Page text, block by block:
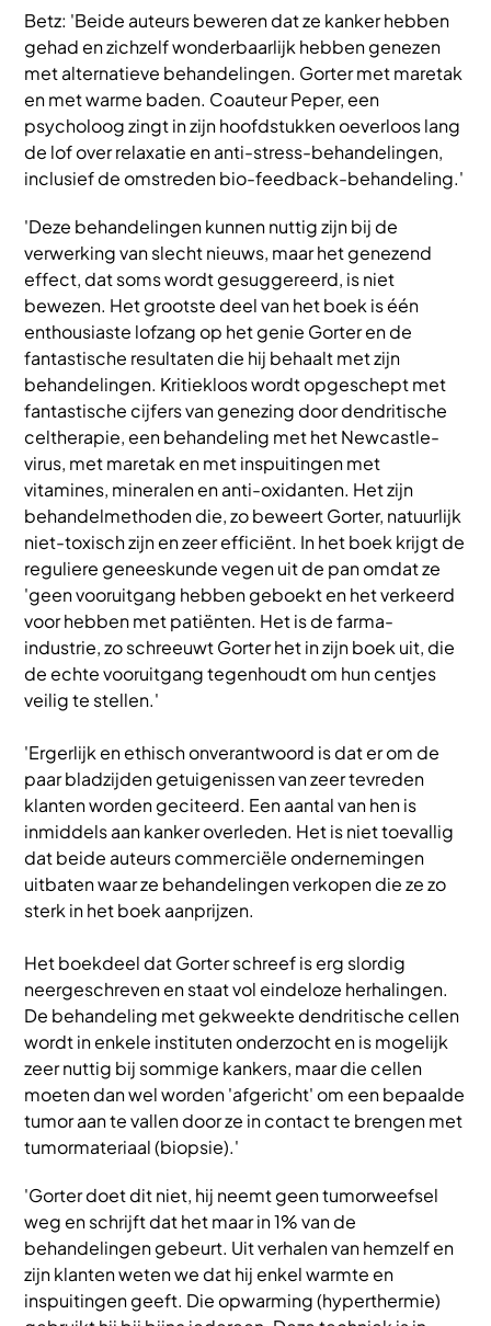
Betz: 'Beide auteurs beweren dat ze kanker hebben
gehad en zichzelf wonderbaarlijk hebben genezen
met alternatieve behandelingen. Gorter met maretak
en met warme baden. Coauteur Peper, een
psycholoog zingt in zijn hoofdstukken oeverloos lang
de lof over relaxatie en anti-stress-behandelingen,
inclusief de omstreden bio-feedback-behandeling.'
'Deze behandelingen kunnen nuttig zijn bij de
verwerking van slecht nieuws, maar het genezend
effect, dat soms wordt gesuggereerd, is niet
bewezen. Het grootste deel van het boek is één
enthousiaste lofzang op het genie Gorter en de
fantastische resultaten die hij behaalt met zijn
behandelingen. Kritiekloos wordt opgeschept met
fantastische cijfers van genezing door dendritische
celtherapie, een behandeling met het Newcastle-
virus, met maretak en met inspuitingen met
vitamines, mineralen en anti-oxidanten. Het zijn
behandelmethoden die, zo beweert Gorter, natuurlijk
niet-toxisch zijn en zeer efficiënt. In het boek krijgt de
reguliere geneeskunde vegen uit de pan omdat ze
'geen vooruitgang hebben geboekt en het verkeerd
voor hebben met patiënten. Het is de farma-
industrie, zo schreeuwt Gorter het in zijn boek uit, die
de echte vooruitgang tegenhoudt om hun centjes
veilig te stellen.'
'Ergerlijk en ethisch onverantwoord is dat er om de
paar bladzijden getuigenissen van zeer tevreden
klanten worden geciteerd. Een aantal van hen is
inmiddels aan kanker overleden. Het is niet toevallig
dat beide auteurs commerciële ondernemingen
uitbaten waar ze behandelingen verkopen die ze zo
sterk in het boek aanprijzen.
Het boekdeel dat Gorter schreef is erg slordig
neergeschreven en staat vol eindeloze herhalingen.
De behandeling met gekweekte dendritische cellen
wordt in enkele instituten onderzocht en is mogelijk
zeer nuttig bij sommige kankers, maar die cellen
moeten dan wel worden 'afgericht' om een bepaalde
tumor aan te vallen door ze in contact te brengen met
tumormateriaal (biopsie).'
'Gorter doet dit niet, hij neemt geen tumorweefsel
weg en schrijft dat het maar in 1% van de
behandelingen gebeurt. Uit verhalen van hemzelf en
zijn klanten weten we dat hij enkel warmte en
inspuitingen geeft. Die opwarming (hyperthermie)